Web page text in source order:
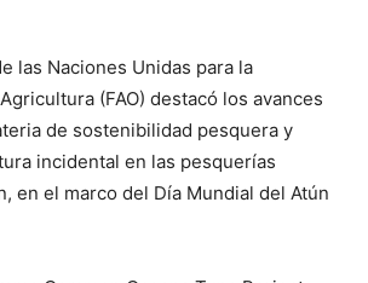
las Naciones Unidas para la
(FAO) destacó los avances
de sostenibilidad pesquera y
incidental en las pesquerías
en el marco del Día Mundial del Atún